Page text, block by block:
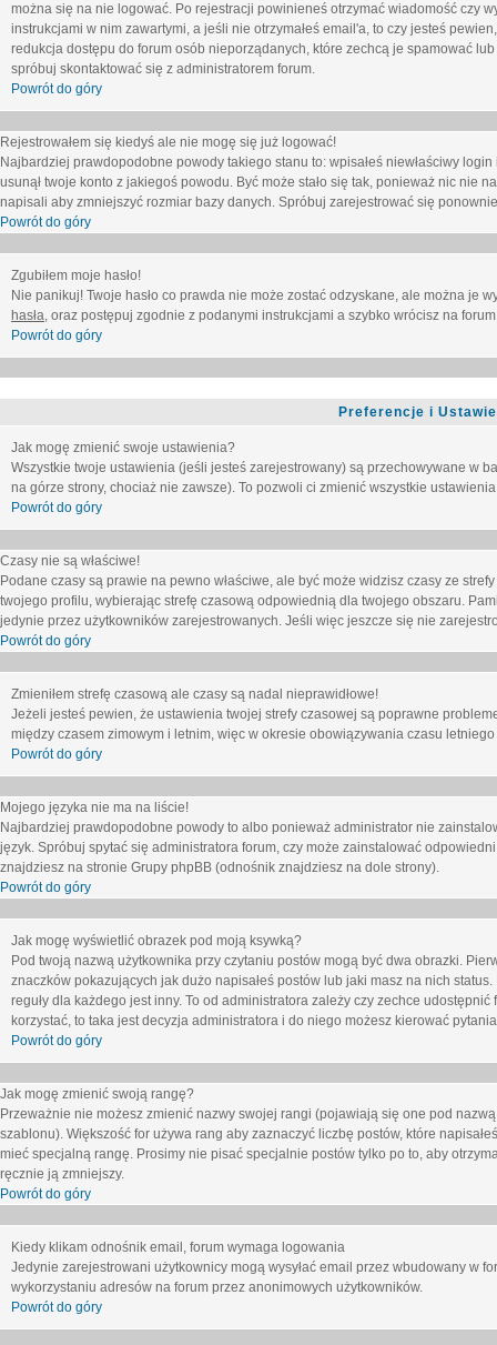
można się na nie logować. Po rejestracji powinieneś otrzymać wiadomość czy
instrukcjami w nim zawartymi, a jeśli nie otrzymałeś email'a, to czy jesteś
redukcja dostępu do forum osób nieporządanych, które zechcą je spamować
spróbuj skontaktować się z administratorem forum.
Powrót do góry
Rejestrowałem się kiedyś ale nie mogę się już logować!
Najbardziej prawdopodobne powody takiego stanu to: wpisałeś niewłaściwy
usunął twoje konto z jakiegoś powodu. Być może stało się tak, ponieważ nic nie
napisali aby zmniejszyć rozmiar bazy danych. Spróbuj zarejestrować się
Powrót do góry
Zgubiłem moje hasło!
Nie panikuj! Twoje hasło co prawda nie może zostać odzyskane, ale można je
hasła, oraz postępuj zgodnie z podanymi instrukcjami a szybko wrócisz na forum
Powrót do góry
Preferencje i
Jak mogę zmienić swoje ustawienia?
Wszystkie twoje ustawienia (jeśli jesteś zarejestrowany) są przechowywane w
na górze strony, chociaż nie zawsze). To pozwoli ci zmienić wszystkie
Powrót do góry
Czasy nie są właściwe!
Podane czasy są prawie na pewno właściwe, ale być może widzisz czasy ze
twojego profilu, wybierając strefę czasową odpowiednią dla twojego obszaru.
jedynie przez użytkowników zarejestrowanych. Jeśli więc jeszcze się nie
Powrót do góry
Zmieniłem strefę czasową ale czasy są nadal nieprawidłowe!
Jeżeli jesteś pewien, że ustawienia twojej strefy czasowej są poprawne
między czasem zimowym i letnim, więc w okresie obowiązywania czasu
Powrót do góry
Mojego języka nie ma na liście!
Najbardziej prawdopodobne powody to albo ponieważ administrator nie
język. Spróbuj spytać się administratora forum, czy może zainstalować
znajdziesz na stronie Grupy phpBB (odnośnik znajdziesz na dole strony).
Powrót do góry
Jak mogę wyświetlić obrazek pod moją ksywką?
Pod twoją nazwą użytkownika przy czytaniu postów mogą być dwa obrazki.
znaczków pokazujących jak dużo napisałeś postów lub jaki masz na nich
reguły dla każdego jest inny. To od administratora zależy czy zechce
korzystać, to taka jest decyzja administratora i do niego możesz kierować
Powrót do góry
Jak mogę zmienić swoją rangę?
Przeważnie nie możesz zmienić nazwy swojej rangi (pojawiają się one pod
szablonu). Większość for używa rang aby zaznaczyć liczbę postów, które
mieć specjalną rangę. Prosimy nie pisać specjalnie postów tylko po to, aby
ręcznie ją zmniejszy.
Powrót do góry
Kiedy klikam odnośnik email, forum wymaga logowania
Jedynie zarejestrowani użytkownicy mogą wysyłać email przez wbudowany w
wykorzystaniu adresów na forum przez anonimowych użytkowników.
Powrót do góry